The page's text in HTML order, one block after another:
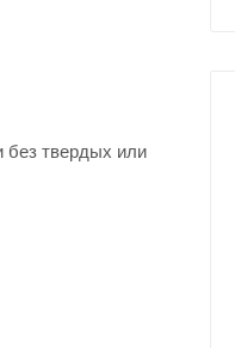
без твердых или